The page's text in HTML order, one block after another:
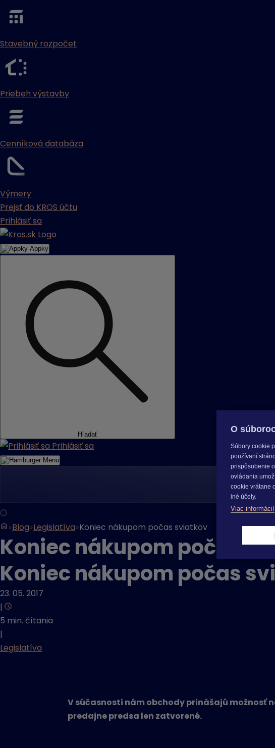
Stavebný rozpočet
Priebeh výstavby
Cenníková databáza
Výmery
Prejsť do KROS účtu
Prihlásiť sa
Appky
Hľadať
Prihlásiť sa
Menu
Blog Legislatíva Koniec nákupom počas sviatkov
Koniec nákupom počas
Koniec nákupom počas
23. 05. 2017
|
5 min. čítania
|
Legislatíva
V súčasnosti nám obchody prinášajú možnosť
predajne predsa len zatvorené.
O
Súbory cookie
používaní
prispôsobenie
ovládania
cookie vrátane
iné účely.
Viac informácií